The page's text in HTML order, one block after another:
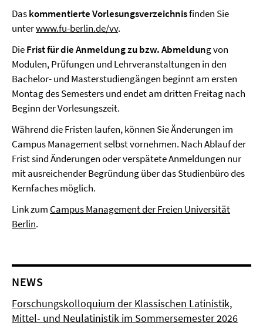
Daskommentierte Vorlesungsverzeichnisfinden Sie
unterwww.fu-berlin.de/vv.
DieFrist für die Anmeldung zu bzw. Abmeldung von
Modulen, Prüfungen und Lehrveranstaltungen in den
Bachelor- und Masterstudiengängen beginnt am ersten
Montag des Semesters und endet am dritten Freitag nach
Beginn der Vorlesungszeit.
Während die Fristen laufen, können Sie Änderungen im
Campus Management selbst vornehmen. Nach Ablauf der
Frist sind Änderungen oder verspätete Anmeldungen nur
mit ausreichender Begründung über das Studienbüro des
Kernfaches möglich.
Link zum Campus Management der Freien Universität
Berlin.
NEWS
Forschungskolloquium der Klassischen Latinistik,
Mittel- und Neulatinistik im Sommersemester 2026